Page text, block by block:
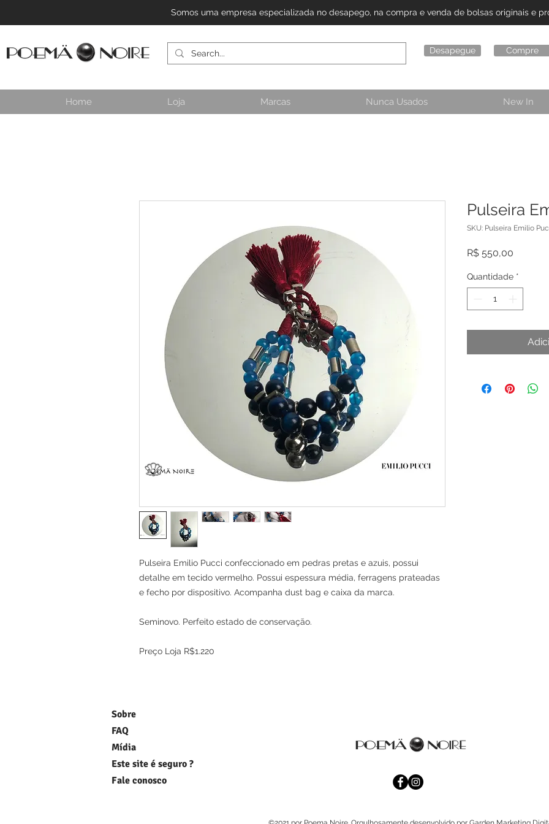
Somos uma empresa especializada no desapego, na compra e venda de bolsas originais e
Desapegue Compre
Home Loja Marcas Nunca Usados New In
Pulseira Emilio Pucci confeccionado em pedras pretas e azuis, possui
detalhe em tecido vermelho. Possui espessura média, ferragens prateadas
e fecho por dispositivo. Acompanha dust bag e caixa da marca.
Seminovo. Perfeito estado de conservação.
Preço Loja R$1.220
Pulseira
SKU: Pulseira Emilio
R$ 550,00
Quantidade *
Sobre
FAQ
Mídia
Este site é seguro ?
Fale conosco